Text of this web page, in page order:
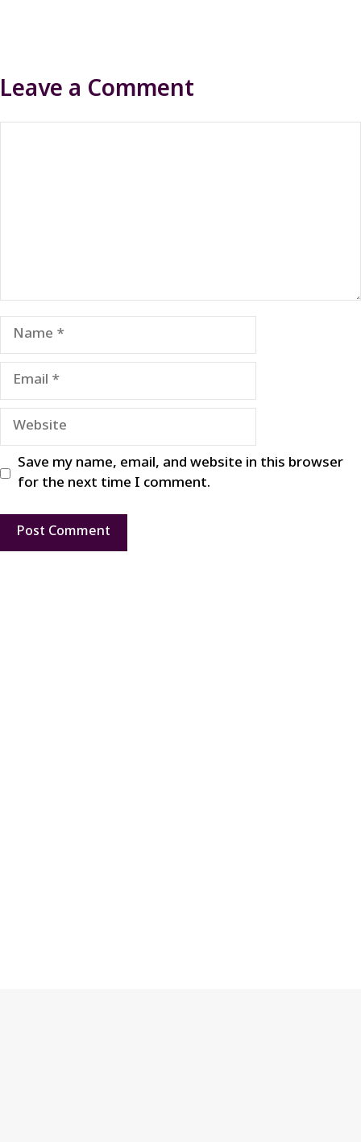
Leave a Comment
Name
Email
Website
Save my name, email, and website in this browser
for the next time I comment.